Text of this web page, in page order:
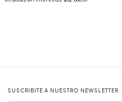
SUSCRIBITE A NUESTRO NEWSLETTER